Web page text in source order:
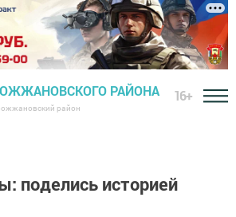
РАЙОНА
район
16+
поделись историей